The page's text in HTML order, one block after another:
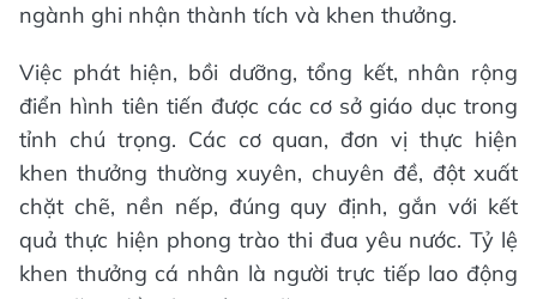
ngành ghi nhận thành tích và khen thưởng.
Việc phát hiện, bồi dưỡng, tổng kết, nhân rộng
điển hình tiên tiến được các cơ sở giáo dục trong
tỉnh chú trọng. Các cơ quan, đơn vị thực hiện
khen thưởng thường xuyên, chuyên đề, đột xuất
chặt chẽ, nền nếp, đúng quy định, gắn với kết
quả thực hiện phong trào thi đua yêu nước. Tỷ lệ
khen thưởng cá nhân là người trực tiếp lao động